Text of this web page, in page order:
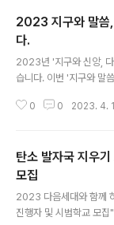
2023 지구와 말씀,
다.
2023년 '지구와 신앙,
습니다. 이번 '지구와 말
지구와 우리의 신앙을 잇
경 속에서 탄소중립을 향
을 수립하게 되길 바랍니
크숍 겸 리트릿 때는, 창
녹색/기후 교회의 사례
0 0 2023. 4.
탄소 발자국 지우
모집
2023 다음세대와 함께
진행자 및 시범학교 모